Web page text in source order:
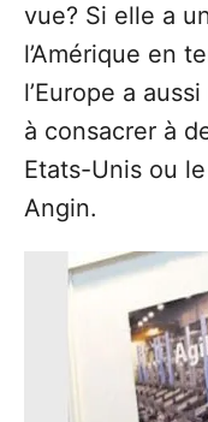
vue? Si elle a
l’Amérique en
l’Europe a
à consacrer à
Etats-Unis ou
Angin.